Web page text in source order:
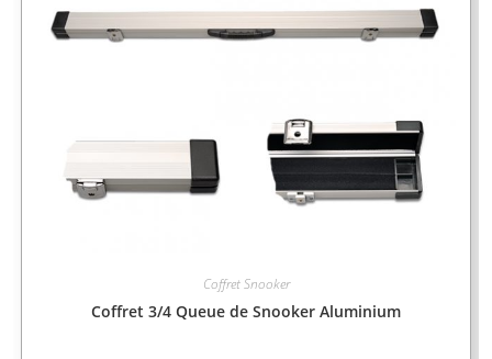
Coffret Snooker
Coffret 3/4 Queue de Snooker Aluminium